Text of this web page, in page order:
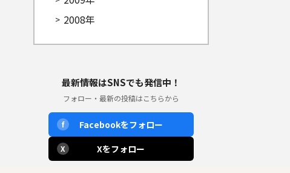
2008年
最新情報はSNSでも発信中！
フォロー・最新の投稿はこちらから
f Facebookをフォロー
X Xをフォロー